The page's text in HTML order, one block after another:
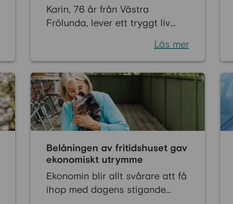
Karin, 76 år från Västra
Frölunda, lever ett tryggt liv
blev lite väl tight. För att få mer
frihet i vardagen började hon
utforska möjligheten till ett
60pluslån. Efter att noggrant
ha läst på och fått all
information hon behövde, kom
hon fram till en lösning som
gav henne både trygghet och
det ekonomiska utrymme hon
saknat.
Läs mer
Belåningen av fritidshuset gav
ekonomiskt utrymme
Ekonomin blir allt svårare att få
ihop med dagens stigande